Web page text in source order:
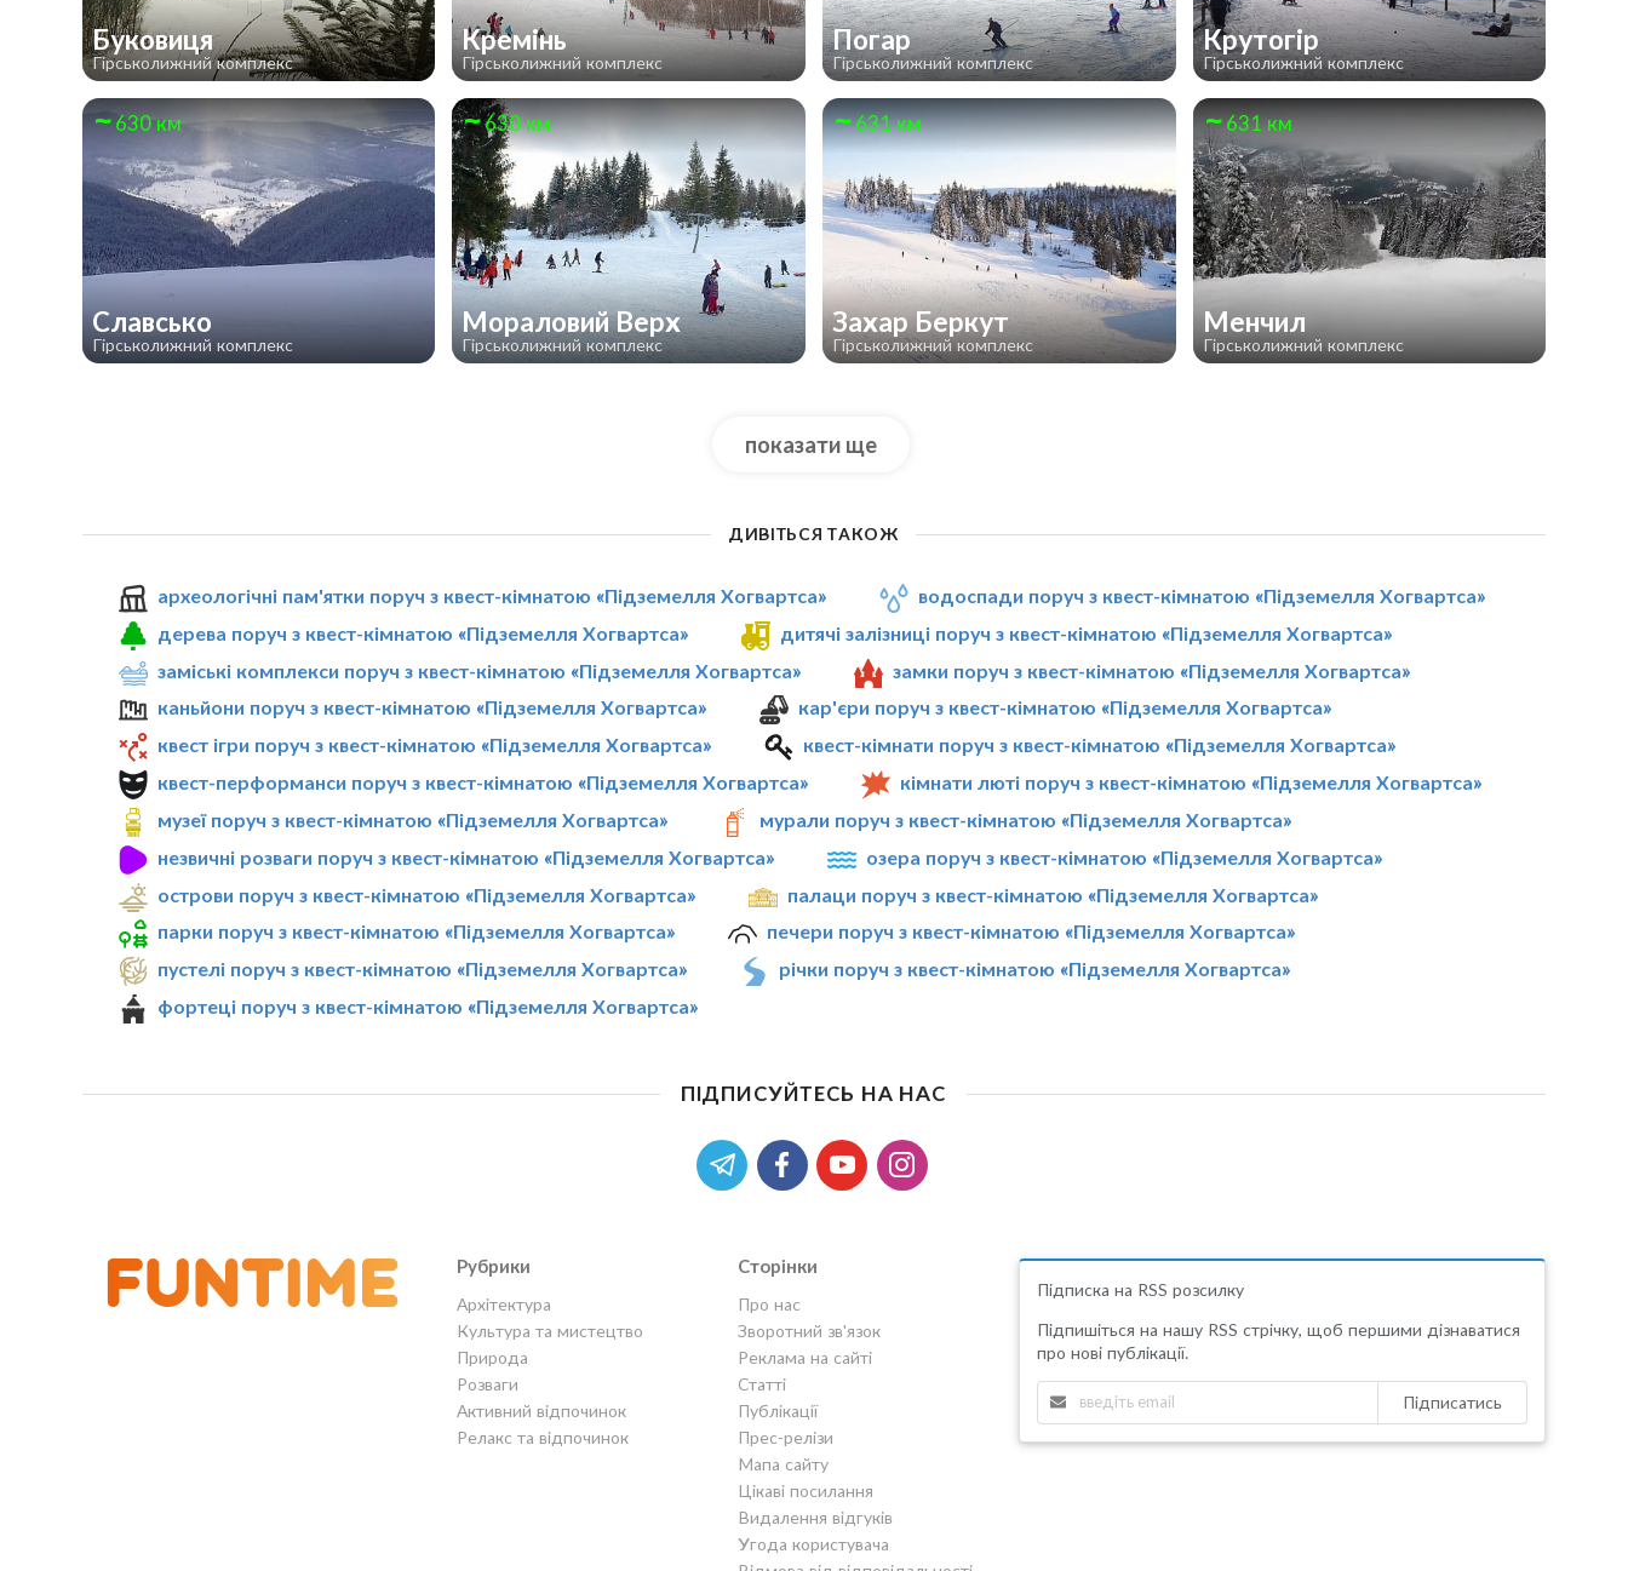
Буковиця
Гірськолижний комплекс
Кремінь
Гірськолижний комплекс
Погар
Гірськолижний комплекс
Крутогір
Гірськолижний комплекс
630 км
Славсько
Гірськолижний комплекс
630 км
Мораловий Верх
Гірськолижний комплекс
631 км
Захар Беркут
Гірськолижний комплекс
631 км
Менчил
Гірськолижний комплекс
показати ще
ДИВІТЬСЯ ТАКОЖ
археологічні пам'ятки поруч з квест-кімнатою «Підземелля Хогвартса»
водоспади поруч з квест-кімнатою «Підземелля Хогвартса»
дерева поруч з квест-кімнатою «Підземелля Хогвартса»
дитячі залізниці поруч з квест-кімнатою «Підземелля Хогвартса»
заміські комплекси поруч з квест-кімнатою «Підземелля Хогвартса»
замки поруч з квест-кімнатою «Підземелля Хогвартса»
каньйони поруч з квест-кімнатою «Підземелля Хогвартса»
кар'єри поруч з квест-кімнатою «Підземелля Хогвартса»
квест ігри поруч з квест-кімнатою «Підземелля Хогвартса»
квест-кімнати поруч з квест-кімнатою «Підземелля Хогвартса»
квест-перформанси поруч з квест-кімнатою «Підземелля Хогвартса»
кімнати люті поруч з квест-кімнатою «Підземелля Хогвартса»
музеї поруч з квест-кімнатою «Підземелля Хогвартса»
мурали поруч з квест-кімнатою «Підземелля Хогвартса»
незвичні розваги поруч з квест-кімнатою «Підземелля Хогвартса»
озера поруч з квест-кімнатою «Підземелля Хогвартса»
острови поруч з квест-кімнатою «Підземелля Хогвартса»
палаци поруч з квест-кімнатою «Підземелля Хогвартса»
парки поруч з квест-кімнатою «Підземелля Хогвартса»
печери поруч з квест-кімнатою «Підземелля Хогвартса»
пустелі поруч з квест-кімнатою «Підземелля Хогвартса»
річки поруч з квест-кімнатою «Підземелля Хогвартса»
фортеці поруч з квест-кімнатою «Підземелля Хогвартса»
ПІДПИСУЙТЕСЬ НА НАС
Рубрики
Архітектура
Культура та мистецтво
Природа
Розваги
Активний відпочинок
Релакс та відпочинок
Сторінки
Про нас
Зворотний зв'язок
Реклама на сайті
Статті
Публікації
Прес-релізи
Мапа сайту
Цікаві посилання
Видалення відгуків
Угода користувача
Підписка на RSS розсилку
Підпишіться на нашу RSS стрічку, щоб першими дізнаватися
про нові публікації.
Підписатись